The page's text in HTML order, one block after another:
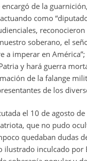
encargó de la
como
soberano, el
a imperar en
y hará guerra
de la falange
de los
el 10 de agosto
que no pudo
quedaban dudas
ilustrado inculcado